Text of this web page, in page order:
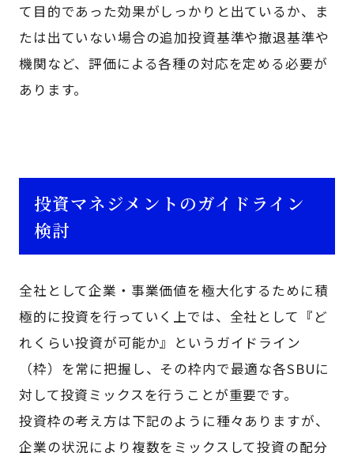
て目的であった効果がしっかりと出ているか、ま
たは出ていない場合の追加投資基準や撤退基準や
機関など、評価による各種の対応を定める必要が
あります。
投資マネジメントのガイドライン
検討
全社として企業・事業価値を極大化するために積
極的に投資を行っていく上では、全社として『ど
れくらい投資が可能か』というガイドライン
（枠）を常に把握し、その枠内で最適な各SBUに
対して投資ミックスを行うことが重要です。
投資枠の考え方は下記のように種々ありますが、
企業の状況により複数をミックスして投資の配分